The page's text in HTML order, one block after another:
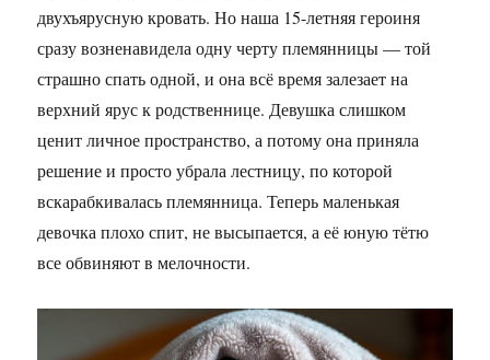
двухъярусную кровать. Но наша 15-летняя героиня
сразу возненавидела одну черту племянницы — той
страшно спать одной, и она всё время залезает на
верхний ярус к родственнице. Девушка слишком
ценит личное пространство, а потому она приняла
решение и просто убрала лестницу, по которой
вскарабкивалась племянница. Теперь маленькая
девочка плохо спит, не высыпается, а её юную тётю
все обвиняют в мелочности.